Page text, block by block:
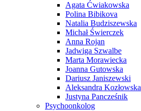
Agata Ćwiakowska
Polina Bibikova
Natalia Budziszewska
Michał Świerczek
Anna Rojan
Jadwiga Szwalbe
Marta Morawiecka
Joanna Gutowska
Dariusz Janiszewski
Aleksandra Kozłowska
Justyna Pancześnik
Psychoonkolog